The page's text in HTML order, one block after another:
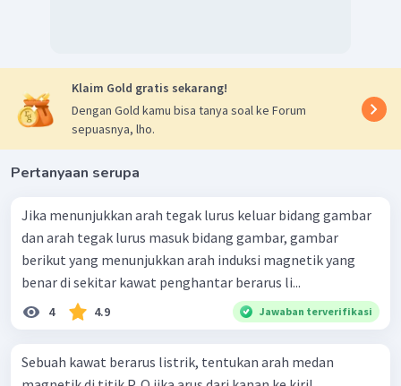
Klaim Gold gratis sekarang!
Dengan Gold kamu bisa tanya soal ke Forum
sepuasnya, lho.
Pertanyaan serupa
Jika menunjukkan arah tegak lurus keluar bidang gambar
dan arah tegak lurus masuk bidang gambar, gambar
berikut yang menunjukkan arah induksi magnetik yang
benar di sekitar kawat penghantar berarus li...
4 4.9 Jawaban terverifikasi
Sebuah kawat berarus listrik, tentukan arah medan